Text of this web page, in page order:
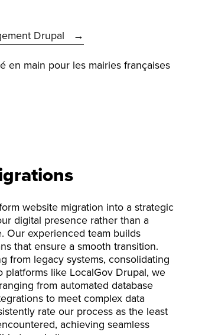
Drupal
en main pour les mairies françaises
website migration into a strategic
digital presence rather than a
Our experienced team builds
that ensure a smooth transition.
from legacy systems, consolidating
platforms like LocalGov Drupal, we
from automated database
to meet complex data
rate our process as the least
achieving seamless